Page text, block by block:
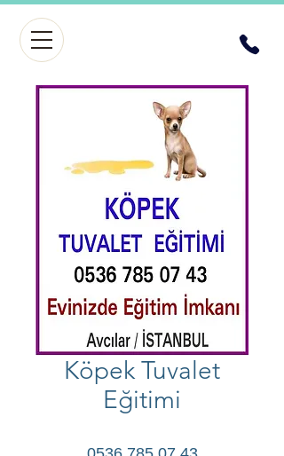
Köpek Tuvalet
Eğitimi